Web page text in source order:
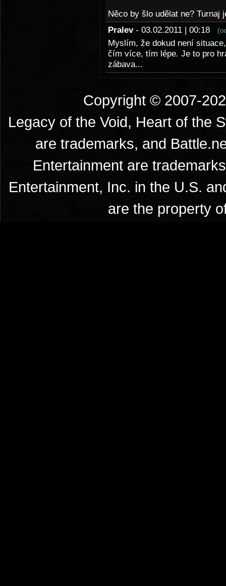
Něco by šlo udělat ne? Turnaj
Pralev - 03.02.2011 | 00:18
Myslím, že dokud není
čím více, tím lépe. Je to pro
zábava...
Copyright © 2007-
Legacy of the Void, Heart of the
are trademarks, and
Entertainment are
Entertainment, Inc. in the U.S.
are the property